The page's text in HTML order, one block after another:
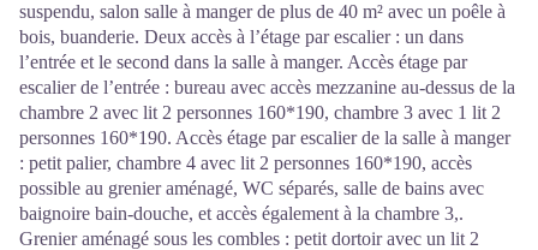
suspendu, salon salle à manger de plus de 40 m² avec un poêle à
bois, buanderie. Deux accès à l’étage par escalier : un dans
l’entrée et le second dans la salle à manger. Accès étage par
escalier de l’entrée : bureau avec accès mezzanine au-dessus de la
chambre 2 avec lit 2 personnes 160*190, chambre 3 avec 1 lit 2
personnes 160*190. Accès étage par escalier de la salle à manger
: petit palier, chambre 4 avec lit 2 personnes 160*190, accès
possible au grenier aménagé, WC séparés, salle de bains avec
baignoire bain-douche, et accès également à la chambre 3,.
Grenier aménagé sous les combles : petit dortoir avec un lit 2